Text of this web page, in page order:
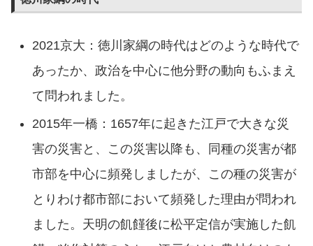
2021京大：徳川家綱の時代はどのような時代で
あったか、政治を中心に他分野の動向もふまえ
て問われました。
2015年一橋：1657年に起きた江戸で大きな災
害の災害と、この災害以降も、同種の災害が都
市部を中心に頻発しましたが、この種の災害が
とりわけ都市部において頻発した理由が問われ
ました。天明の飢饉後に松平定信が実施した飢